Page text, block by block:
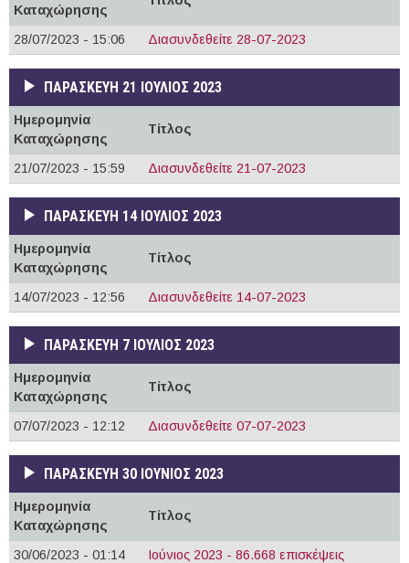
Καταχώρησης
28/07/2023 - 15:06 Διασυνδεθείτε 28-07-2023
ΠΑΡΑΣΚΕΥΉ 21 ΙΟΎΛΙΟΣ 2023
Ημερομηνία
Καταχώρησης
Τίτλος
21/07/2023 - 15:59 Διασυνδεθείτε 21-07-2023
ΠΑΡΑΣΚΕΥΉ 14 ΙΟΎΛΙΟΣ 2023
Ημερομηνία
Καταχώρησης
Τίτλος
14/07/2023 - 12:56 Διασυνδεθείτε 14-07-2023
ΠΑΡΑΣΚΕΥΉ 7 ΙΟΎΛΙΟΣ 2023
Ημερομηνία
Καταχώρησης
Τίτλος
07/07/2023 - 12:12 Διασυνδεθείτε 07-07-2023
ΠΑΡΑΣΚΕΥΉ 30 ΙΟΎΝΙΟΣ 2023
Ημερομηνία
Καταχώρησης
Τίτλος
30/06/2023 - 01:14
Ιούνιος 2023 - 86.668 επισκέψεις